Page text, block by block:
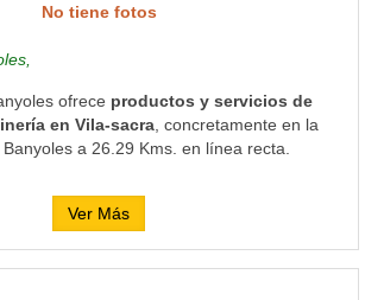
No tiene fotos
ofrece productos y servicios de
en Vila-sacra, concretamente en la
a 26.29 Kms. en línea recta.
Ver Más